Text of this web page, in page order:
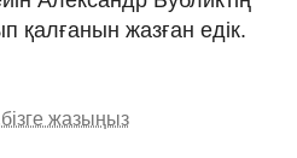
жазған едік.
бізге жазыңыз